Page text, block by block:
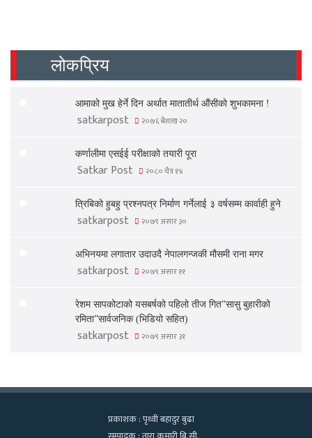
लोकप्रिय
आमाको मुख हेर्ने दिन अर्थात मातातीर्थ औंसीको शुभकामना !
satkarpost २०७६ बैशाख २०
कर्णालीमा एसईई परीक्षाको तयारी पूरा
Satkar Post २०८० चैत्र १४
त्रिबिको हुबहु प्रश्नपत्र निर्माण गर्नेलाई ३ वर्षसम्म कार्वाही हुने
satkarpost २०७९ असार ३०
अभिनयमा लगातार उदाउदै नेपालगन्जकी मौसमी राना मगर
satkarpost २०७९ असार ११
रेशम सापकोटाको यसबर्षको पहिलो तीज गित”सासु बुहारीको
रमिता”सार्वजनिक (भिडियो सहित)
satkarpost २०७९ असार ३१
प्रकाशक : पृथ्वी बहादुर बुढा